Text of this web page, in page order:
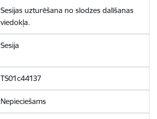
Sesijas uzturēšana no slodzes dalīšanas
viedokļa.
Sesija
TS01c44137
Nepieciešams